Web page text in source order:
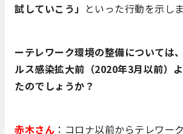
試していこう」 といった行動を示しま
ーテレワーク環境の整備については
ルス感染拡大前（2020年3月以前）
たのでしょうか？
赤木さん ：コロナ以前からテレワー